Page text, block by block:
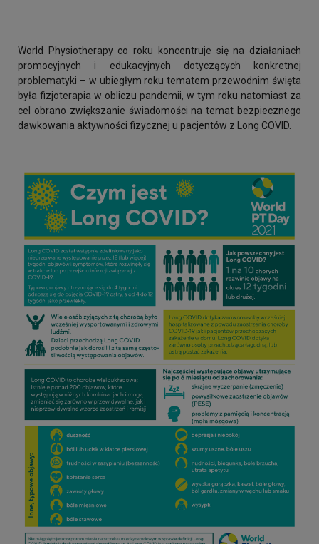
World Physiotherapy co roku koncentruje się na działaniach
promocyjnych i edukacyjnych dotyczących konkretnej
problematyki – w ubiegłym roku tematem przewodnim święta
była fizjoterapia w obliczu pandemii, w tym roku natomiast za
cel obrano zwiększanie świadomości na temat bezpiecznego
dawkowania aktywności fizycznej u pacjentów z Long COVID.